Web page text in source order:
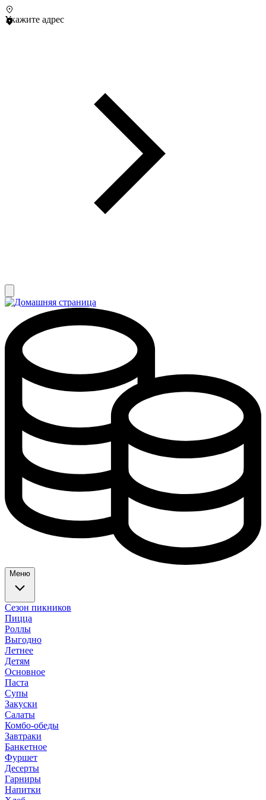
Укажите адрес
Меню
Сезон пикников
Пицца
Роллы
Выгодно
Летнее
Детям
Основное
Паста
Супы
Закуски
Салаты
Комбо-обеды
Завтраки
Банкетное
Фуршет
Десерты
Гарниры
Напитки